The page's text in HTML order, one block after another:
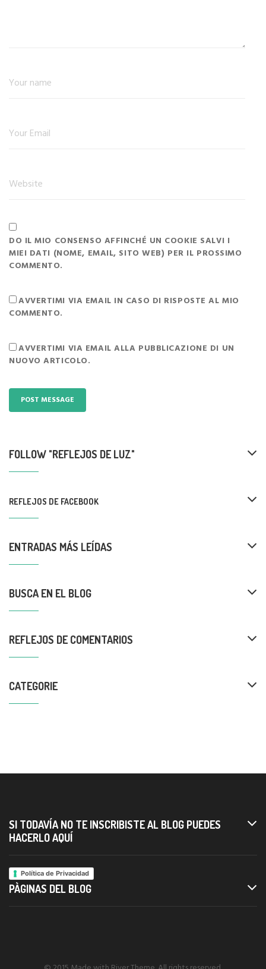
DO IL MIO CONSENSO AFFINCHÉ UN COOKIE SALVI I
MIEI DATI (NOME, EMAIL, SITO WEB) PER IL PROSSIMO
COMMENTO.
AVVERTIMI VIA EMAIL IN CASO DI RISPOSTE AL MIO
COMMENTO.
AVVERTIMI VIA EMAIL ALLA PUBBLICAZIONE DI UN
NUOVO ARTICOLO.
FOLLOW "REFLEJOS DE LUZ"
REFLEJOS DE FACEBOOK
ENTRADAS MÁS LEÍDAS
BUSCA EN EL BLOG
REFLEJOS DE COMENTARIOS
CATEGORIE
SI TODAVÍA NO TE INSCRIBISTE AL BLOG PUEDES
HACERLO AQUÍ
Política de Privacidad
PÀGINAS DEL BLOG